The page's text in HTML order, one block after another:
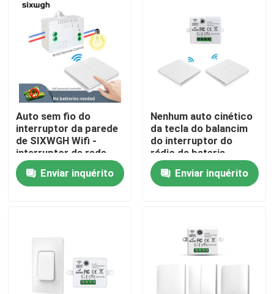
Casa
Produtos
Excursão da fábrica
Controle da qualidade
Auto sem fio do
interruptor da parede
de SIXWGH Wifi -
interruptor de rede
posto
Enviar inquérito
Nenhum auto cinético
da tecla do balancim
do interruptor do
rádio da bateria -
interruptor da luz
postoEnviar inquérito